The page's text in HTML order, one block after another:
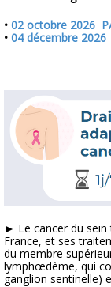
• 02 octobre 2026
• 04 décembre 2026
► Le cancer du
France, et ses
du membre
lymphœdème, qui
ganglion sentinelle)